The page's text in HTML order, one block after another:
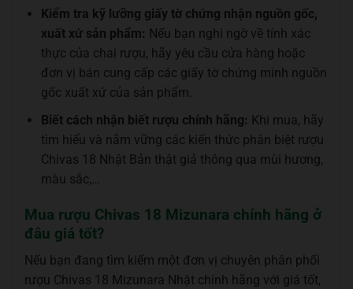
Kiểm tra kỹ lưỡng giấy tờ chứng nhận nguồn gốc,
xuất xứ sản phẩm: Nếu bạn nghi ngờ về tính xác
thực của chai rượu, hãy yêu cầu cửa hàng hoặc
đơn vị bán cung cấp các giấy tờ chứng minh nguồn
gốc xuất xứ của sản phẩm.
Biết cách nhận biết rượu chính hãng: Khi mua, hãy
tìm hiểu và nắm vững các kiến thức phân biệt rượu
Chivas 18 Nhật Bản thật giả thông qua mùi hương,
màu sắc,…
Mua rượu Chivas 18 Mizunara chính hãng ở
đâu giá tốt?
Nếu bạn đang tìm kiếm một đơn vị chuyên phân phối
rượu Chivas 18 Mizunara Nhật chính hãng với giá tốt,